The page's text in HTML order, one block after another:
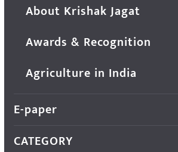
About Krishak Jagat
Awards & Recognition
Agriculture in India
E-paper
CATEGORY